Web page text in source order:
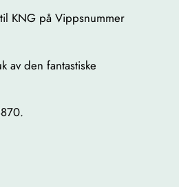
KNG på Vippsnummer
av den fantastiske